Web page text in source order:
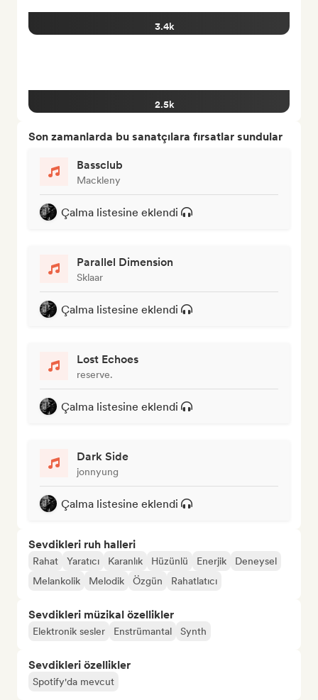
3.4k
2.5k
Son zamanlarda bu sanatçılara fırsatlar sundular
Bassclub
Mackleny
Çalma listesine eklendi
Parallel Dimension
Sklaar
Çalma listesine eklendi
Lost Echoes
reserve.
Çalma listesine eklendi
Dark Side
jonnyung
Çalma listesine eklendi
Sevdikleri ruh halleri
Rahat Yaratıcı Karanlık Hüzünlü Enerjik
Deneysel
Melankolik
Melodik Özgün Rahatlatıcı
Sevdikleri müzikal özellikler
Elektronik sesler Enstrümantal Synth
Sevdikleri özellikler
Spotify'da mevcut